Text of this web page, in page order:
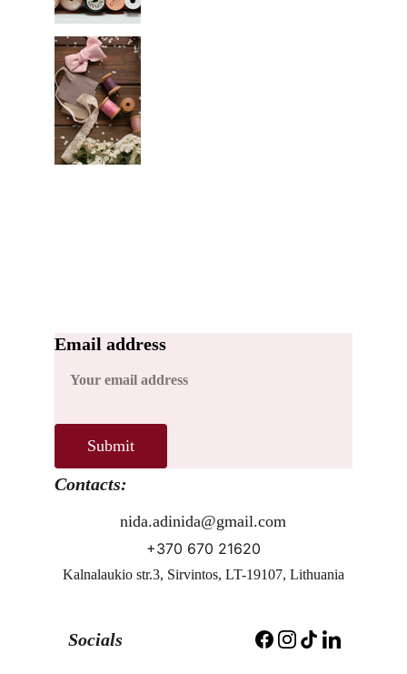
Contacts:
Email address
Submit
Socials
nida.adinida@gmail.com
+370 670 21620
Kalnalaukio str.3, Sirvintos, LT-19107, Lithuania